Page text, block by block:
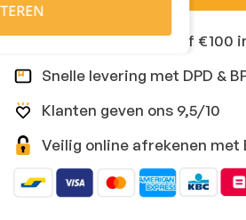
Gratis levering vanaf €100
Snelle levering met DPD &
Klanten geven ons 9,5/10
Veilig online afrekenen met